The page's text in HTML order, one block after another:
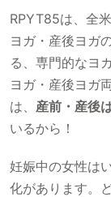
RPYT85は、全
ヨガ・産後ヨガ
る、専門的なヨ
ヨガ・産後ヨガ
は、 産前・産後
いるから！
妊娠中の女性は
化があります。